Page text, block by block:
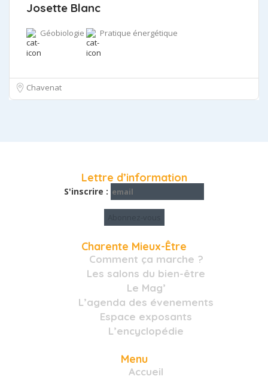
Josette Blanc
Géobiologie Pratique énergétique
Chavenat
Lettre d’information
S'inscrire :
Charente Mieux-Être
Comment ça marche ?
Les salons du bien-être
Le Mag’
L’agenda des évenements
Espace exposants
L’encyclopédie
Menu
Accueil